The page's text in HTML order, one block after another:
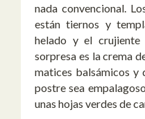
nada convencional.
están tiernos y
helado y el
sorpresa es la crema
matices balsámicos y
postre sea
unas hojas verdes de